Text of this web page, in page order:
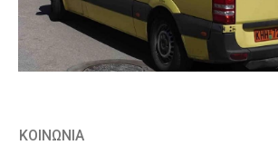
ΚΟΙΝΩΝΙΑ